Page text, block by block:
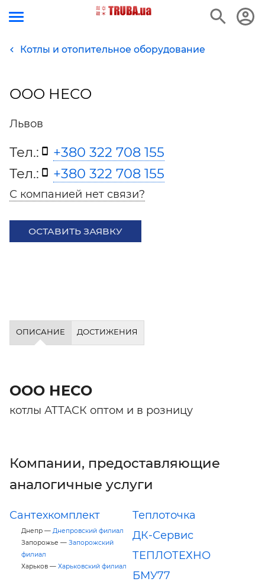
Котлы и отопительное оборудование
ООО НЕСО
Львов
Тел.:
+380 322 708 155
Тел.:
+380 322 708 155
С компанией нет связи?
ОСТАВИТЬ ЗАЯВКУ
ОПИСАНИЕ ДОСТИЖЕНИЯ
ООО НЕСО
котлы АТТАСК оптом и в розницу
Компании, предоставляющие
аналогичные услуги
Сантехкомплект
Днепр — Днепровский филиал
Запорожье — Запорожский
филиал
Харьков — Харьковский филиал
Теплоточка
ДК-Сервис
ТЕПЛОТЕХНО
БМУ77